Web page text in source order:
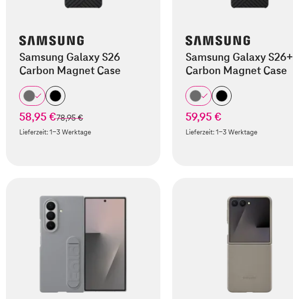
Samsung Galaxy S26
Carbon Magnet Case
58,95 €statt
78,95 €
Lieferzeit:1-3 Werktage
Samsung Galaxy S26+
Carbon Magnet Case
59,95 €
Lieferzeit:1-3 Werktage